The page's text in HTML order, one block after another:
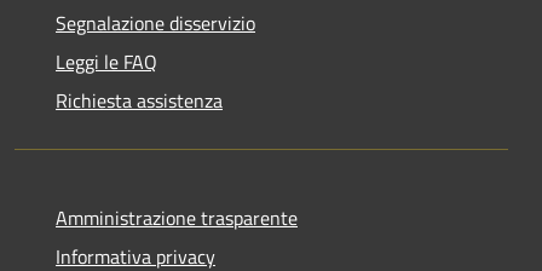
Segnalazione disservizio
Leggi le FAQ
Richiesta assistenza
Amministrazione trasparente
Informativa privacy